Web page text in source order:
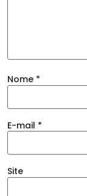
Nome *
E-mail *
Site